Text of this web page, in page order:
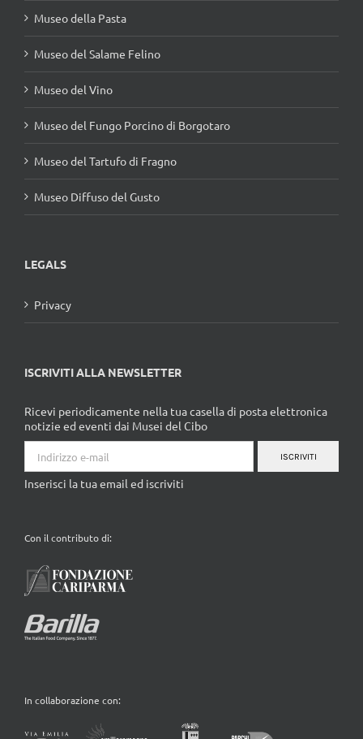
Museo della Pasta
Museo del Salame Felino
Museo del Vino
Museo del Fungo Porcino di Borgotaro
Museo del Tartufo di Fragno
Museo Diffuso del Gusto
LEGALS
Privacy
ISCRIVITI ALLA NEWSLETTER
Ricevi periodicamente nella tua casella di posta elettronica
notizie ed eventi dai Musei del Cibo
ISCRIVITI
Inserisci la tua email ed iscriviti
Con il contributo di:
In collaborazione con: